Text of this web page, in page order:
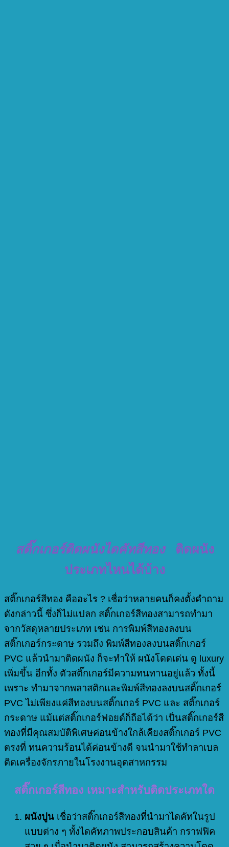
สติ๊กเกอร์ติดผนังไดคัทสีทอง ติดผนัง
ประเภทไหนได้บ้าง
สติ๊กเกอร์สีทอง คืออะไร ? เชื่อว่าหลายคนก็คงตั้งคำถาม
ดังกล่าวนี้ ซึ่งก็ไม่แปลก สติ๊กเกอร์สีทองสามารถทำมา
จากวัสดุหลายประเภท เช่น การพิมพ์สีทองลงบน
สติ๊กเกอร์กระดาษ รวมถึง พิมพ์สีทองลงบนสติ๊กเกอร์
PVC แล้วนำมาติดผนัง ก็จะทำให้ ผนังโดดเด่น ดู luxury
เพิ่มขึ้น อีกทั้ง ตัวสติ๊กเกอร์มีความทนทานอยู่แล้ว ทั้งนี้
เพราะ ทำมาจากพลาสติกและพิมพ์สีทองลงบนสติ๊กเกอร์
PVCไม่เพียงแค่สีทองบนสติ๊กเกอร์ PVC และ สติ๊กเกอร์
กระดาษ แม้แต่สติ๊กเกอร์ฟอยด์ก็ถือได้ว่า เป็นสติ๊กเกอร์สี
ทองที่มีคุณสมบัติพิเศษค่อนข้างใกล้เคียงสติ๊กเกอร์ PVC
ตรงที่ ทนความร้อนได้ค่อนข้างดี จนนำมาใช้ทำลาเบล
ติดเครื่องจักรภายในโรงงานอุตสาหกรรม
สติ๊กเกอร์สีทอง เหมาะสำหรับติดประเภทใด
ผนังปูน เชื่อว่าสติ๊กเกอร์สีทองที่นำมาไดคัทในรูป
แบบต่าง ๆ ทั้งไดคัทภาพประกอบสินค้า กราฟฟิค